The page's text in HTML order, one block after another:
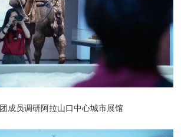
成员调研阿拉山口中心城市展馆